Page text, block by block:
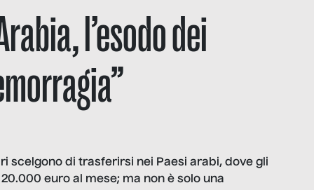
l’esodo dei
scelgono di trasferirsi nei Paesi arabi, dove gli
euro al mese; ma non è solo una